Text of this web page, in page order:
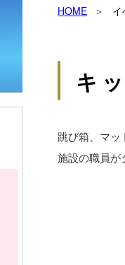
HOME
キ
跳び箱、マッ
施設の職員が